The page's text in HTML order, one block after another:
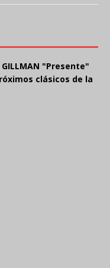
"Presente"
clásicos de la